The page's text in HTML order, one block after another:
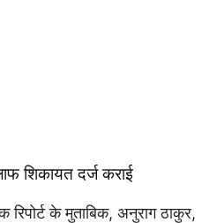
शिकायत दर्ज कराई
के मुताबिक, अनुराग ठाकुर,